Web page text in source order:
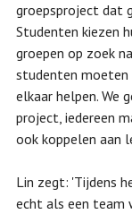
groepsproject dat
Studenten kiezen
groepen op zoek
studenten moeten
elkaar helpen. We
project, iedereen
ook koppelen aan
Lin zegt: 'Tijdens
echt als een team